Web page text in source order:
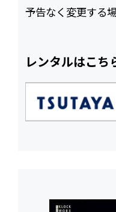
予告なく変更する
レンタルはこち